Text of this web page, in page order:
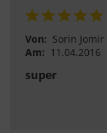
Von: Sorin Jomir
Am: 11.04.2016
super